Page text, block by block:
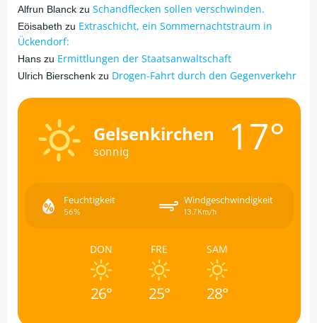
Alfrun Blanck zu Schandflecken sollen verschwinden.
Eöisabeth zu Extraschicht, ein Sommernachtstraum in
Ückendorf:
Hans zu Ermittlungen der Staatsanwaltschaft
Ulrich Bierschenk zu Drogen-Fahrt durch den Gegenverkehr
Gelsenkirchen
sonnig 17°
Feuchtigkeit
56%
Windgeschwindigkeit
13.7Km/h
DON
26°
FRE
25°
SAM
28°